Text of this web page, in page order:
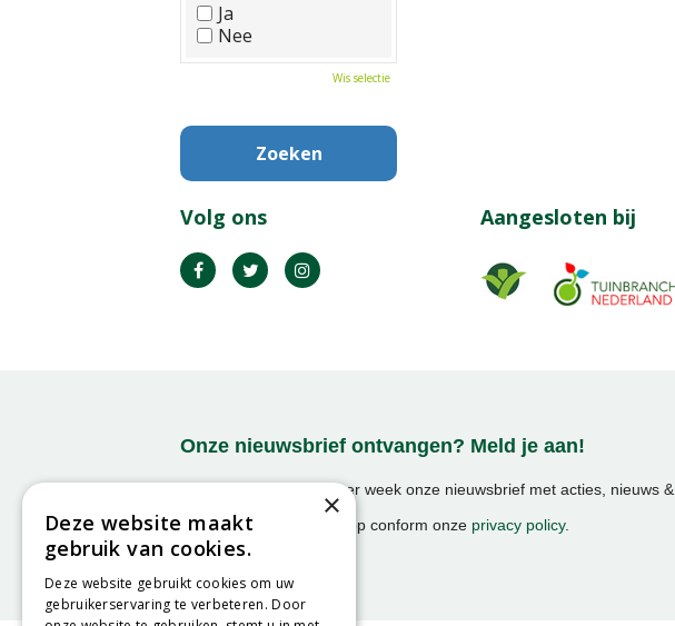
Ja
Nee
Wis selectie
Volg ons Aangesloten bij
Onze nieuwsbrief ontvangen? Meld je aan!
Ontvang ongeveer 1x per week onze nieuwsbrief met acties, nieuws &
We slaan uw gegevens op conform onze privacy policy.
×
Deze website maakt
gebruik van cookies.
Deze website gebruikt cookies om uw
gebruikerservaring te verbeteren. Door